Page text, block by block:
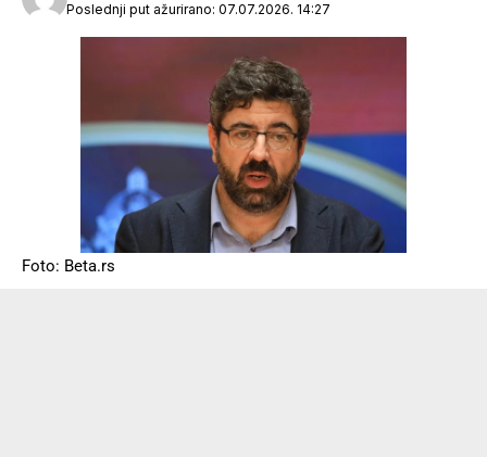
Poslednji put ažurirano: 07.07.2026. 14:27
Foto: Beta.rs